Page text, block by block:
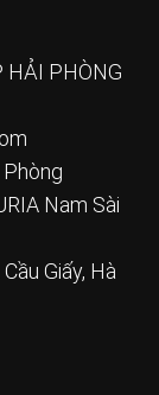
PHÒNG
Nam Sài
Giấy, Hà